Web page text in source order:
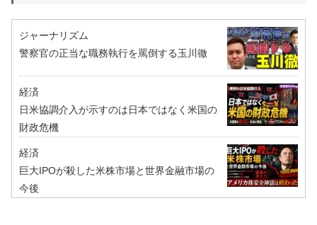
ジャーナリズム
警察官の正当な職務執行を罵倒する玉川徹
経済
日米協調介入が示すのは日本ではなく米国の
財政危機
経済
巨大IPOが殺した米株市場と世界金融市場の
今後